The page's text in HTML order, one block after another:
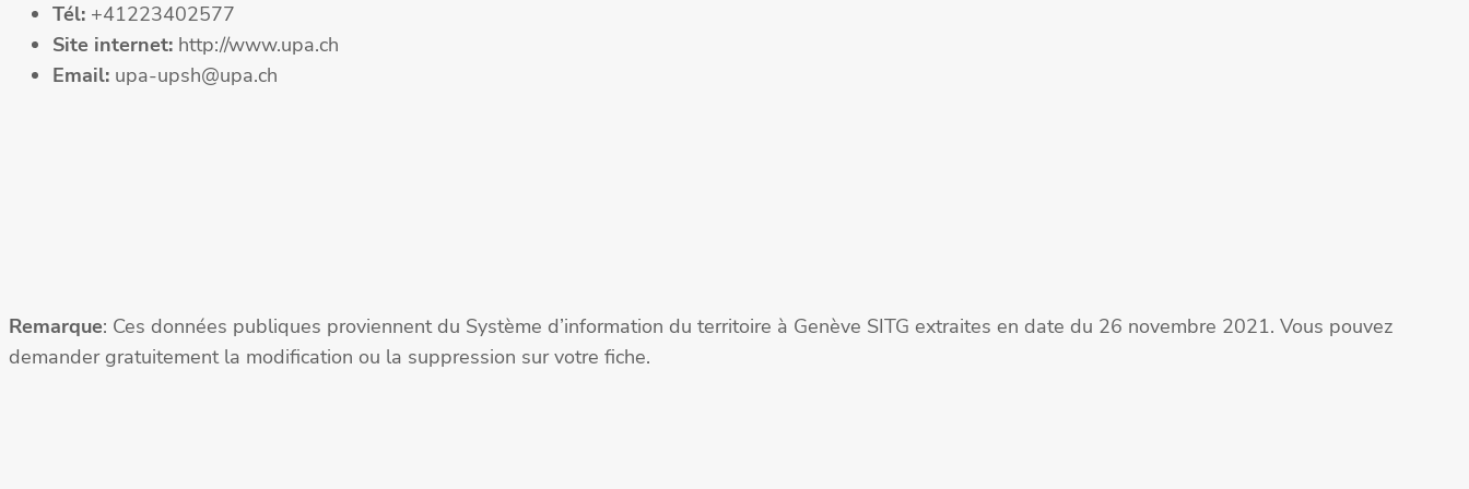
Tél: +41223402577
Site internet: http://www.upa.ch
Email: upa-upsh@upa.ch
Remarque: Ces données publiques proviennent du Système d’information du territoire à Genève SITG extraites en date du 26 novembre 2021. Vous pouvez
demander gratuitement la modification ou la suppression sur votre fiche.